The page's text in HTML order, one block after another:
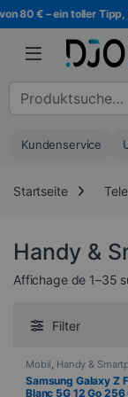
Zur Navigation
Direkt zum Inhalt
– ein toller Tipp, der
Suche nach :
Kundenservice
Startseite
Handy &
Affichage de 1–35
Filter
Mobil, Handy &
PROMOTIONS,
Telefonie
Samsung Galaxy Z
Blanc 5G 12 Go 256